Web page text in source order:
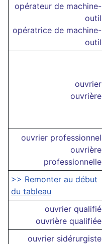
opérateur de machine-
outil
opératrice de machine-
outil
ouvrier
ouvrière
ouvrier professionnel
ouvrière
professionnelle
>> Remonter au début
du tableau
ouvrier qualifié
ouvrière qualifiée
ouvrier sidérurgiste